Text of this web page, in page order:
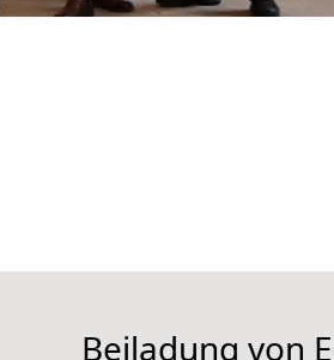
Beiladung von